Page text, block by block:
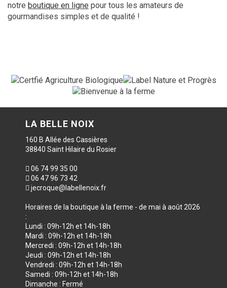
notre boutique en ligne pour tous les amateurs de
gourmandises simples et de qualité !
LA BELLE NOIX
160 B Allée des Cassières
38840 Saint Hilaire du Rosier
06 74 99 35 00
06 47 96 73 42
jecroque@labellenoix.fr
Horaires de la boutique à la ferme - de mai à août 2026
:
Lundi : 09h-12h et 14h-18h
Mardi : 09h-12h et 14h-18h
Mercredi : 09h-12h et 14h-18h
Jeudi : 09h-12h et 14h-18h
Vendredi : 09h-12h et 14h-18h
Samedi : 09h-12h et 14h-18h
Dimanche : Fermé